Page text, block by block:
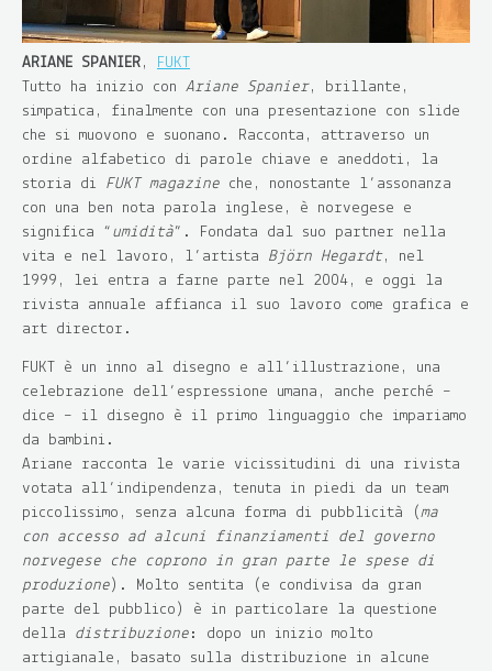
ARIANE SPANIER ,
FUKT
Tutto ha inizio con Ariane Spanier, brillante,
simpatica, finalmente con una presentazione con slide
che si muovono e suonano. Racconta, attraverso un
ordine alfabetico di parole chiave e aneddoti, la
storia di FUKT magazine che, nonostante l’assonanza
con una ben nota parola inglese, è norvegese e
significa “ umidità”. Fondata dal suo partner nella
vita e nel lavoro, l’artista Björn Hegardt, nel
1999, lei entra a farne parte nel 2004, e oggi la
rivista annuale affianca il suo lavoro come grafica e
art director.
FUKT è un inno al disegno e all’illustrazione, una
celebrazione dell’espressione umana, anche perché –
dice – il disegno è il primo linguaggio che impariamo
da bambini.
Ariane racconta le varie vicissitudini di una rivista
votata all’indipendenza, tenuta in piedi da un team
piccolissimo, senza alcuna forma di pubblicità ( ma
con accesso ad alcuni finanziamenti del governo
norvegese che coprono in gran parte le spese di
produzione ). Molto sentita (e condivisa da gran
parte del pubblico) è in particolare la questione
della distribuzione : dopo un inizio molto
artigianale, basato sulla distribuzione in alcune